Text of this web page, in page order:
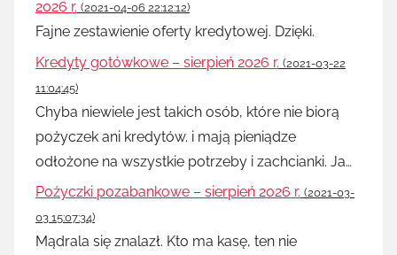
2026 r. (2021-04-06 22:12:12)
Fajne zestawienie oferty kredytowej. Dzięki.
Kredyty gotówkowe – sierpień 2026 r. (2021-03-22
11:04:45)
Chyba niewiele jest takich osób, które nie biorą
pożyczek ani kredytów. i mają pieniądze
odłożone na wszystkie potrzeby i zachcianki. Ja…
Pożyczki pozabankowe – sierpień 2026 r. (2021-03-
03 15:07:34)
Mądrala się znalazł. Kto ma kasę, ten nie